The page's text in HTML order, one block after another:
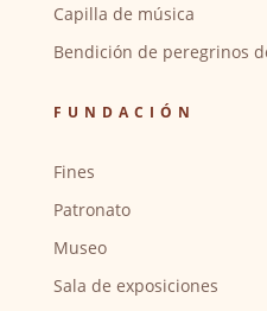
Capilla de música
Bendición de peregrinos
FUNDACIÓN
Fines
Patronato
Museo
Sala de exposiciones